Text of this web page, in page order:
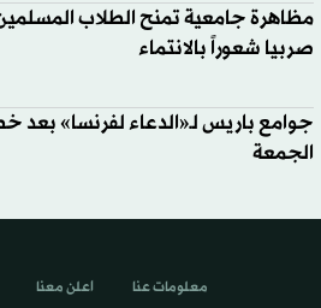
مظاهرة جامعية تمنح الطلاب
صربيا شعوراً بالانتماء
جوامع باريس لـ«الدعاء لفرنسا» بعد
الجمعة
معلومات عنا اعلن معنا